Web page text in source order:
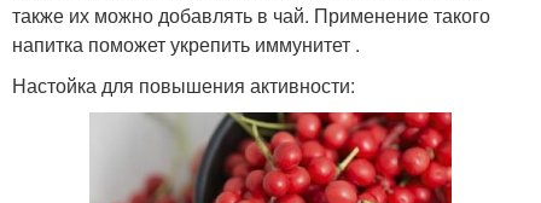
также их можно добавлять в чай. Применение такого
напитка поможет укрепить иммунитет .
Настойка для повышения активности: